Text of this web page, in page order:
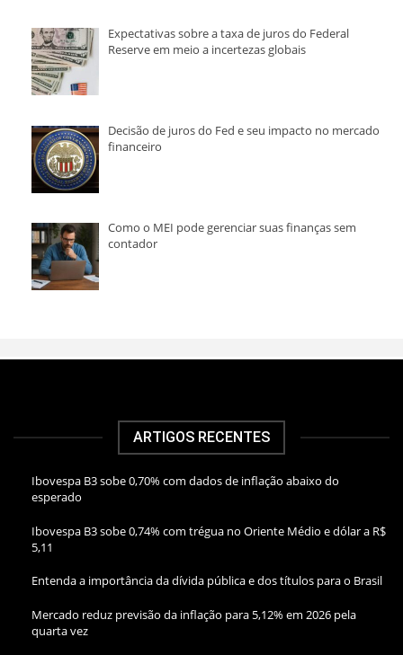
Expectativas sobre a taxa de juros do Federal
Reserve em meio a incertezas globais
Decisão de juros do Fed e seu impacto no mercado
financeiro
Como o MEI pode gerenciar suas finanças sem
contador
ARTIGOS RECENTES
Ibovespa B3 sobe 0,70% com dados de inflação abaixo do
esperado
Ibovespa B3 sobe 0,74% com trégua no Oriente Médio e dólar a R$
5,11
Entenda a importância da dívida pública e dos títulos para o Brasil
Mercado reduz previsão da inflação para 5,12% em 2026 pela
quarta vez